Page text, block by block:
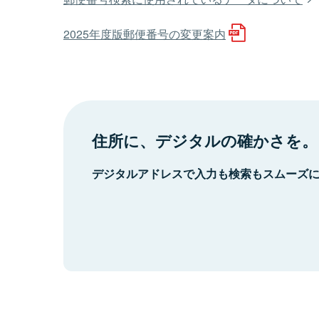
2025年度版郵便番号の変更案内
住所に、デジタルの確かさを。
デジタルアドレスで入力も検索もスムーズ